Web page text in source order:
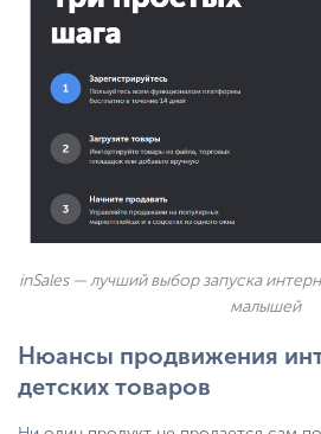
inSales — лучший выбор запуска
малышей
Нюансы продвижения
детских товаров